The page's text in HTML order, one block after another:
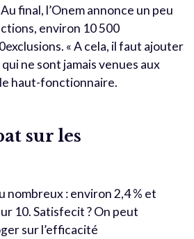
final, l’Onem annonce un peu
environ 10 500
« A cela, il faut ajouter
ne sont jamais venues aux
haut-fonctionnaire.
sur les
nombreux : environ 2,4 % et
10. Satisfecit ? On peut
sur l’efficacité